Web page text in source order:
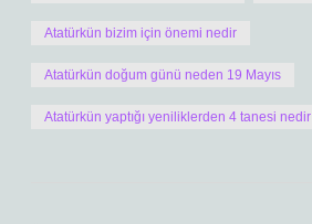
Atatürkün bizim için önemi nedir
Atatürkün doğum günü neden 19 Mayıs
Atatürkün yaptığı yeniliklerden 4 tanesi nedir